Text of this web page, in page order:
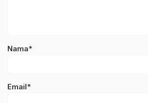
Nama*
Email*